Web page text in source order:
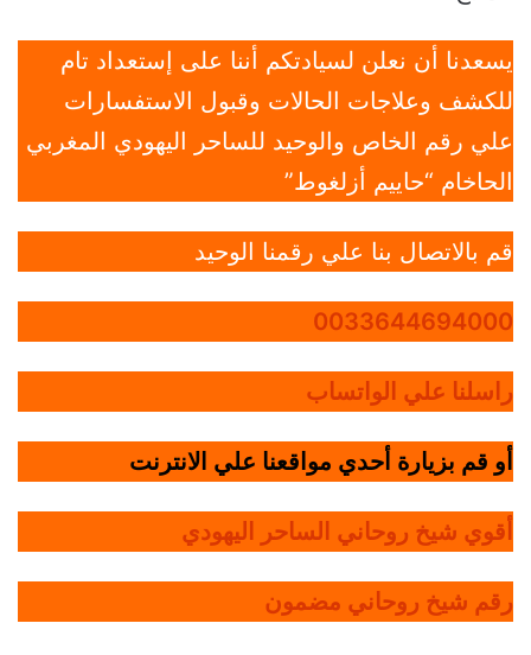
يسعدنا أن نعلن لسيادتكم أننا على إستعداد تام
للكشف وعلاجات الحالات وقبول الاستفسارات
علي رقم الخاص والوحيد للساحر اليهودي المغربي
الحاخام “حاييم أزلغوط”
قم بالاتصال بنا علي رقمنا الوحيد
0033644694000
راسلنا علي الواتساب
أو قم بزيارة أحدي مواقعنا علي الانترنت
أقوي شيخ روحاني الساحر اليهودي
رقم شيخ روحاني مضمون